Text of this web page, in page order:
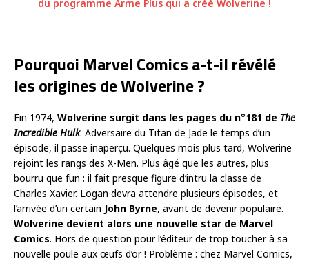
du programme Arme Plus qui a créé Wolverine !
Pourquoi Marvel Comics a-t-il révélé
les origines de Wolverine ?
Fin 1974, Wolverine surgit dans les pages du n°181 de The
Incredible Hulk. Adversaire du Titan de Jade le temps d’un
épisode, il passe inaperçu. Quelques mois plus tard, Wolverine
rejoint les rangs des X-Men. Plus âgé que les autres, plus
bourru que fun : il fait presque figure d’intru la classe de
Charles Xavier. Logan devra attendre plusieurs épisodes, et
l’arrivée d’un certain John Byrne, avant de devenir populaire.
Wolverine devient alors une nouvelle star de Marvel
Comics. Hors de question pour l’éditeur de trop toucher à sa
nouvelle poule aux œufs d’or ! Problème : chez Marvel Comics,